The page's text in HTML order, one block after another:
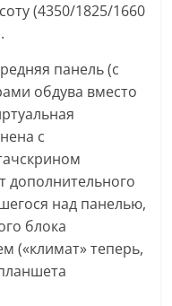
(4350/1825/1660
панель (с
обдува вместо
с
дополнительного
над панелью,
блока
(«климат» теперь,